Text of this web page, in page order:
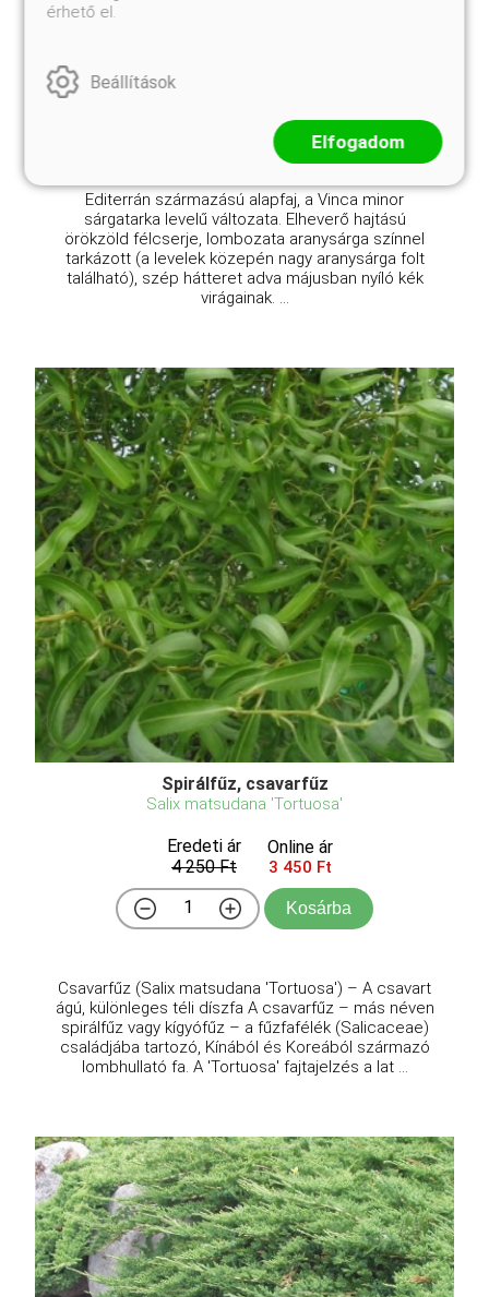
5 110 Ft
Kosárba
Editerrán származású alapfaj, a Vinca minor
sárgatarka levelű változata. Elheverő hajtású
örökzöld félcserje, lombozata aranysárga színnel
tarkázott (a levelek közepén nagy aranysárga folt
található), szép hátteret adva májusban nyíló kék
virágainak. ...
Spirálfűz, csavarfűz
Salix matsudana 'Tortuosa'
Eredeti ár
4 250 Ft
Online ár
3 450 Ft
Kosárba
Csavarfűz (Salix matsudana 'Tortuosa') – A csavart
ágú, különleges téli díszfa A csavarfűz – más néven
spirálfűz vagy kígyófűz – a fűzfafélék (Salicaceae)
családjába tartozó, Kínából és Koreából származó
lombhullató fa. A 'Tortuosa' fajtajelzés a lat ...
érhető el.
Beállítások
Elfogadom